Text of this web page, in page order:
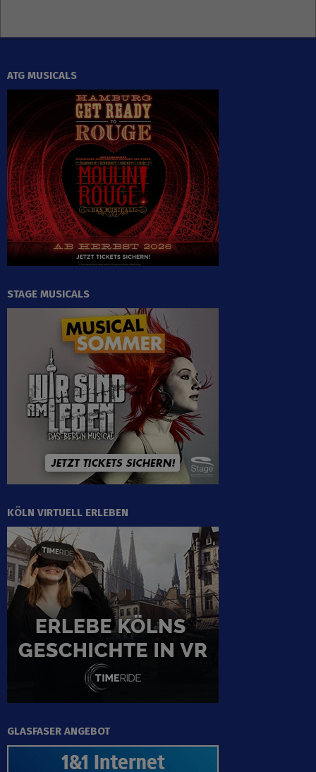
ATG MUSICALS
STAGE MUSICALS
KÖLN VIRTUELL ERLEBEN
GLASFASER ANGEBOT